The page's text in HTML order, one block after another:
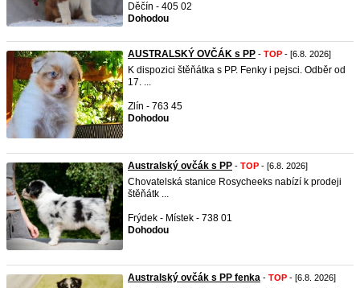
Děčín - 405 02
Dohodou
AUSTRALSKÝ OVČÁK s PP - TOP - [6.8. 2026]
K dispozici štěňátka s PP. Fenky i pejsci. Odběr od
17. ...
Zlín - 763 45
Dohodou
Australský ovčák s PP - TOP - [6.8. 2026]
Chovatelská stanice Rosycheeks nabízí k prodeji
štěňátk ...
Frýdek - Místek - 738 01
Dohodou
Australský ovčák s PP fenka - TOP - [6.8. 2026]